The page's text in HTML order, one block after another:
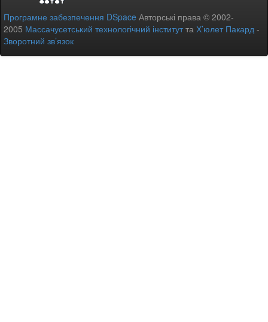
Програмне забезпечення DSpace Авторські права © 2002-
2005 Массачусетський технологічний інститутта Х’юлет Пакард -
Зворотний зв’язок